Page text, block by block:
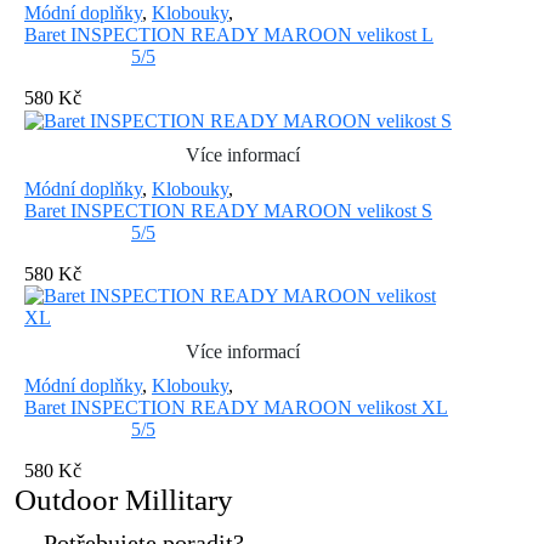
Módní doplňky, Klobouky,
Baret INSPECTION READY MAROON velikost L
5/5
580 Kč
Více informací
Módní doplňky, Klobouky,
Baret INSPECTION READY MAROON velikost S
5/5
580 Kč
Více informací
Módní doplňky, Klobouky,
Baret INSPECTION READY MAROON velikost XL
5/5
580 Kč
Outdoor Millitary